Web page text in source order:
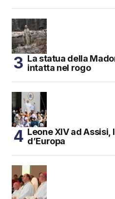
La statua della
intatta nel rogo
Leone XIV ad Assisi,
d’Europa